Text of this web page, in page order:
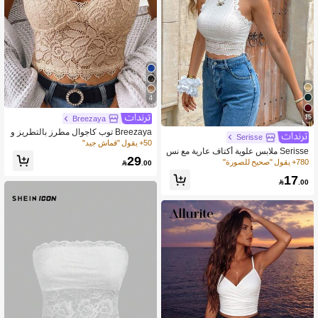
15
Serisse
Serisse ملابس علوية أكتاف عارية مع نس
يج الدانتيل للنساء
780+ يقول "صحيح للصورة"
17 .00
4
Breezaya
Breezaya توب كاجوال مطرز بالتطريز و
الدانتيل بتصميم مناسب
50+ يقول "قماش جيد"
29.00